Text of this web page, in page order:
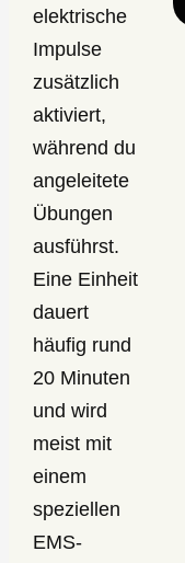
elektrische
Impulse
zusätzlich
aktiviert,
während du
angeleitete
Übungen
ausführst.
Eine Einheit
dauert
häufig rund
20 Minuten
und wird
meist mit
einem
speziellen
EMS-